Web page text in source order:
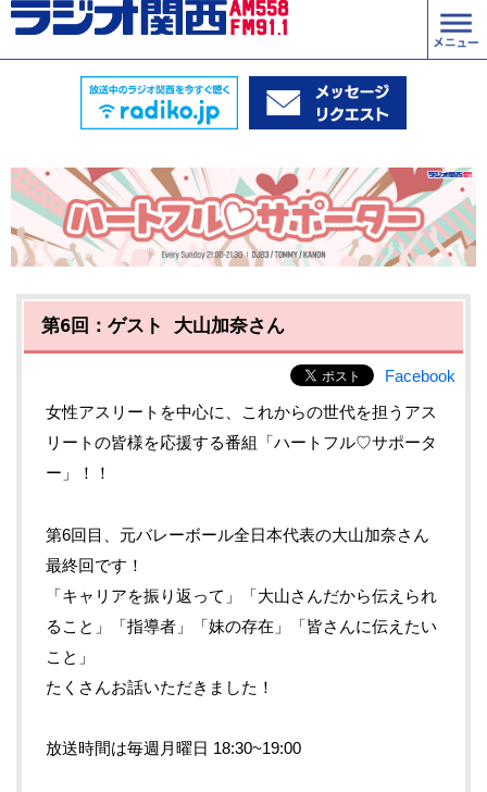
第6回：ゲスト 大山加奈さん
Facebook
女性アスリートを中心に、これからの世代を担うアス
リートの皆様を応援する番組「ハートフル♡サポータ
ー」！！
第6回目、元バレーボール全日本代表の大山加奈さん
最終回です！
「キャリアを振り返って」「大山さんだから伝えられ
ること」「指導者」「妹の存在」「皆さんに伝えたい
こと」
たくさんお話いただきました！
放送時間は毎週月曜日 18:30~19:00